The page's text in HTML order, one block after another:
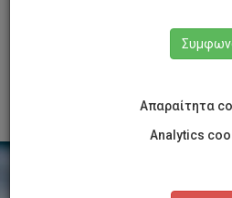
Σχολή Επιστημών
Τμήμα Νοσηλευτικής
Απαραίτητα
Analytics